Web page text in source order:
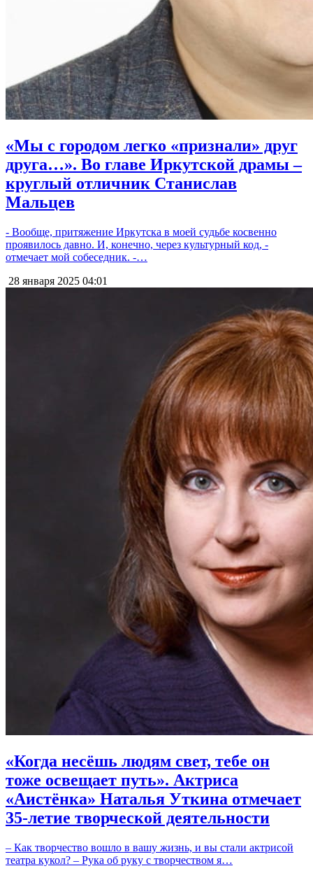
«Мы с городом легко «признали» друг
друга…». Во главе Иркутской драмы –
круглый отличник Станислав
Мальцев
- Вообще, притяжение Иркутска в моей судьбе косвенно
проявилось давно. И, конечно, через культурный код, -
отмечает мой собеседник. -…
28 января 2025 04:01
«Когда несёшь людям свет, тебе он
тоже освещает путь». Актриса
«Аистёнка» Наталья Уткина отмечает
35-летие творческой деятельности
– Как творчество вошло в вашу жизнь, и вы стали актрисой
театра кукол? – Рука об руку с творчеством я…